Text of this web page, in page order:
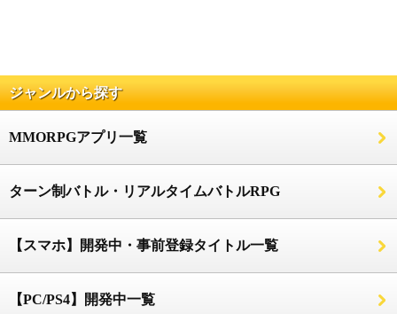
ジャンルから探す
MMORPGアプリ一覧
ターン制バトル・リアルタイムバトルRPG
【スマホ】開発中・事前登録タイトル一覧
【PC/PS4】開発中一覧